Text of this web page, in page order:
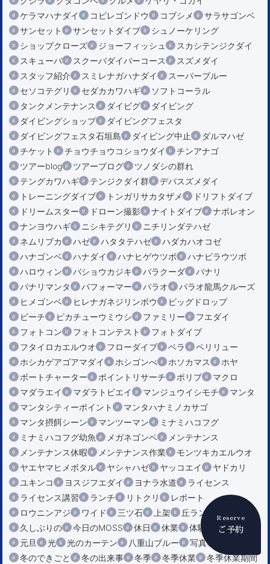
Reserve
ご予約
ケラマハナダイ
コビレゴンドウ コブシメ
サラサゴンベ
サンセット
サンセットダイブ
シュノーケリング
ショップクローズ
ジョーフィッシュ
スカシテンジクダイ
スキューバ
スクーバダイバーコース
スズメダイ
スタッフ紹介
スミレナガハナダイ
スーパーブルー
セソコテグリ
セダカカワハギ
ソフトコーラル
タンクメンテナンス
ダイビグ
ダイビング
ダイビングショップ
ダイビングフェスタ
ダイビングフェスタ石垣島
ダイビング中止
ダルマハゼ
チケット
チョウチョウコショウダイ
チンアナゴ
ツアーblog
ツアーブログ
ツノダシの群れ
テングカワハギ
テンジクダイ群
デバスズメダイ
トレーニングダイブ
トンガリサカタザメ
ドリフトダイブ
ドリームスター
ドローン撮影 ナイトダイブ
ナポレオン
ナンヨウハギ
ニシキテグリ
ニチリンダテハゼ
ネムリブカ
ハゼ ハタタテハゼ
ハダカハオコゼ
ハナゴンベ
ハナダイ ハナヒゲウツボ
ハナビラウツボ
ハロウィン
バショウカジキ バラクーダ
パナリ
パナリマンタ
パフォーマー パラオ
パラオ龍馬クルーズ
ヒメゴンベ
ヒレナガネジリンボウ
ビッグドロップ
ビーチ
ピカチューウミウシ ファミリー
フエダイ
フォトコン
フォトコンテスト
フォトダイブ
フタイロカエルウオ
フローダイブ ベラ
ペリリュー
ホシカゲアゴアマダイ
ホシゴンべ ホソカマス
ホヤ
ボートチャーター
ポイントリサーチ ポリプ
マクロ
マダラエイ
マダラトビエイ マンジュウイシモチ
マンタ
マンタシティーポイント
マンタハナミノカサゴ
マンタ摂餌シーン
マンツーマン
ミナミハコフグ
ミナミハコフグ幼魚
メガネゴンベ
メンテナンス
メンテナンス休暇
メンテナンス作業
モンツキカエルウオ
ヤエヤマヒメボタル
ヤシャハゼ ヤッコエイ
ヤドカリ
ユキンコ
ヨスジフエダイ ヨナラ水道
ライセンス
ライセンス講習
ランチ リトクリ
レポート
ロウニンアジ
ワイド 三ツ石 上架
丘ランチ
久しぶりの
今日のMOSS 休日 休業
体験ダイビング
元旦
光 光のカーテン 八重山ブルー 写真
冬のできごと
冬の出来事 冬季 冬季休業 冬季休業期間